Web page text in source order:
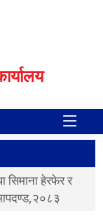
सिमाना हेरफेर र